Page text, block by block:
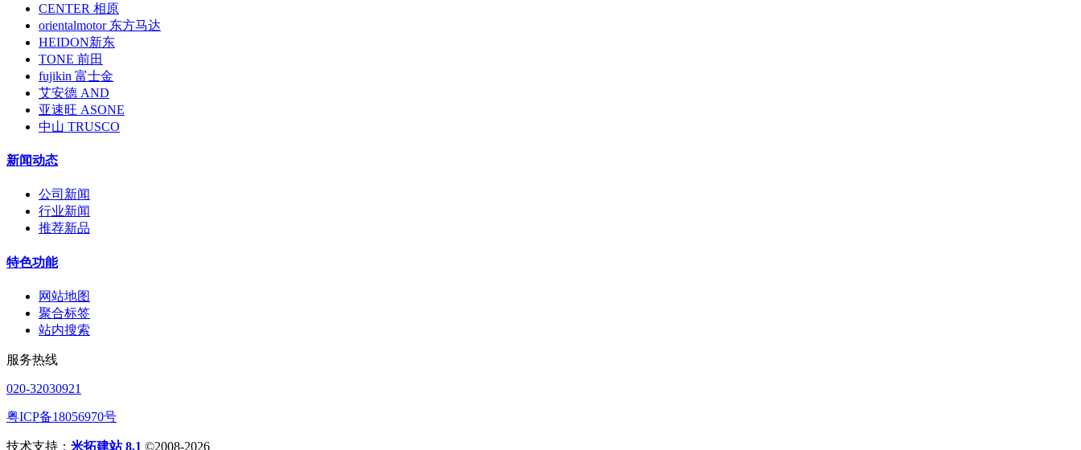
CENTER 相原
orientalmotor 东方马达
HEIDON新东
TONE 前田
fujikin 富士金
艾安德 AND
亚速旺 ASONE
中山 TRUSCO
新闻动态
公司新闻
行业新闻
推荐新品
特色功能
网站地图
聚合标签
站内搜索
服务热线
020-32030921
粤ICP备18056970号
技术支持： 米拓建站 8.1 ©2008-2026